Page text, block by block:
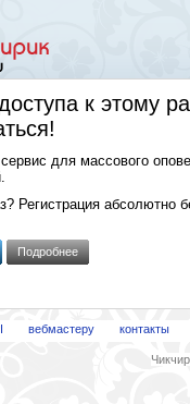
к этому
для массового
Регистрация абсолютно
Подробнее
вебмастеру контакты